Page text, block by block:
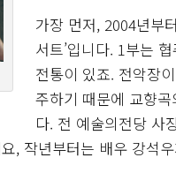
가장 먼저, 2004년부
서트’입니다. 1부는
전통이 있죠. 전악장
주하기 때문에 교향
다. 전 예술의전당 사
, 작년부터는 배우 강석